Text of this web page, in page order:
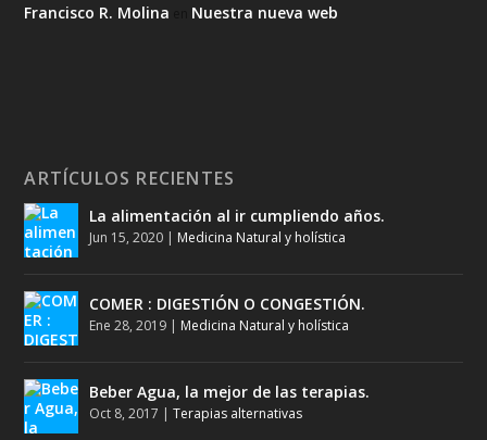
Francisco R. Molina Nuestra nueva web
ARTÍCULOS RECIENTES
La alimentación al ir cumpliendo años.
Jun 15, 2020 | Medicina Natural y holística
COMER : DIGESTIÓN O CONGESTIÓN.
Ene 28, 2019 | Medicina Natural y holística
Beber Agua, la mejor de las terapias.
Oct 8, 2017 |Terapias alternativas